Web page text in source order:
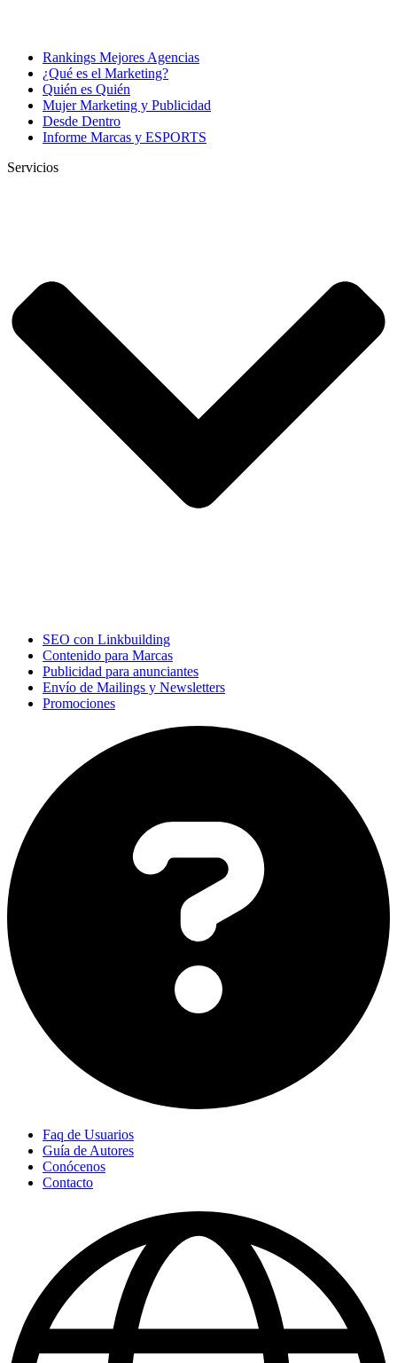
Rankings Mejores Agencias
¿Qué es el Marketing?
Quién es Quién
Mujer Marketing y Publicidad
Desde Dentro
Informe Marcas y ESPORTS
Servicios
SEO con Linkbuilding
Contenido para Marcas
Publicidad para anunciantes
Envío de Mailings y Newsletters
Promociones
Faq de Usuarios
Guía de Autores
Conócenos
Contacto